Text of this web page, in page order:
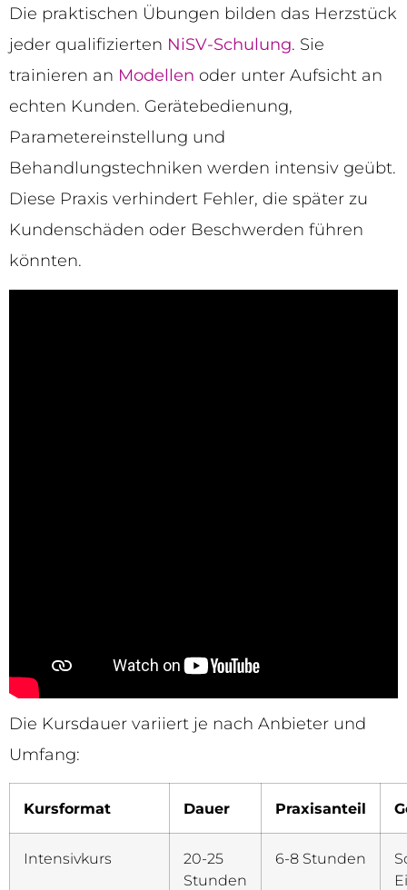
Die praktischen Übungen bilden das Herzstück
jeder qualifizierten NiSV-Schulung. Sie
trainieren an Modellen oder unter Aufsicht an
echten Kunden. Gerätebedienung,
Parametereinstellung und
Behandlungstechniken werden intensiv geübt.
Diese Praxis verhindert Fehler, die später zu
Kundenschäden oder Beschwerden führen
könnten.
Die Kursdauer variiert je nach Anbieter und
Umfang:
Kursformat Dauer Praxisanteil
Intensivkurs
20-25
Stunden
6-8 Stunden